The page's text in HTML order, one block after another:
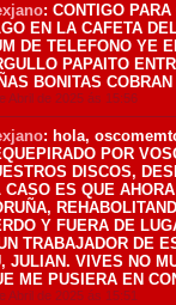
: CONTIGO
EN LA CAFETA
DE TELEFONO YE
PAPAITO
BONITAS
Abril de 2025 ás 15:56
: hola,
POR
DISCOS,
CASO ES QUE
Y FUERA DE
TRABAJADOR DE
JULIAN. VIVES NO
ME PUSIERA EN
Abril de 2025 ás 15:51